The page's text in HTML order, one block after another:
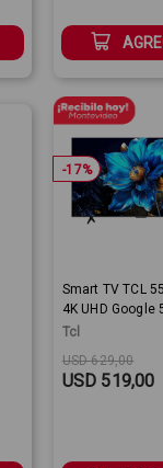
Smart TV TCL
4K UHD Google
Tcl
Original
USD 629,00
Sale Price:
USD 519,00
-17%